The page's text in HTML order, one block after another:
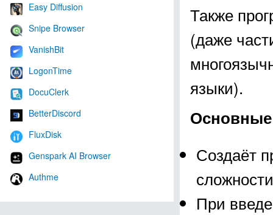
Easy Diffusion
Snipe Browser
VanishBit
LogonTime
DocuClerk
BetterDiscord
FluxDisk
Genspark AI Browser
Authme
Также
(даже
языки).
Основные
Создаёт
При